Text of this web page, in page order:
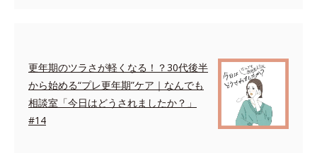
更年期のツラさが軽くなる！？30代後半
から始める“プレ更年期”ケア｜なんでも
相談室「今日はどうされましたか？」
#14